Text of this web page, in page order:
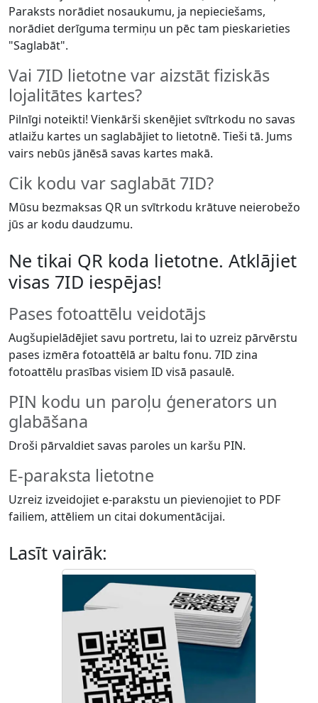
Paraksts norādiet nosaukumu, ja nepieciešams,
norādiet derīguma termiņu un pēc tam pieskarieties
"Saglabāt".
Vai 7ID lietotne var aizstāt fiziskās
lojalitātes kartes?
Pilnīgi noteikti! Vienkārši skenējiet svītrkodu no savas
atlaižu kartes un saglabājiet to lietotnē. Tieši tā. Jums
vairs nebūs jānēsā savas kartes makā.
Cik kodu var saglabāt 7ID?
Mūsu bezmaksas QR un svītrkodu krātuve neierobežo
jūs ar kodu daudzumu.
Ne tikai QR koda lietotne. Atklājiet
visas 7ID iespējas!
Pases fotoattēlu veidotājs
Augšupielādējiet savu portretu, lai to uzreiz pārvērstu
pases izmēra fotoattēlā ar baltu fonu. 7ID zina
fotoattēlu prasības visiem ID visā pasaulē.
PIN kodu un paroļu ģenerators un
glabāšana
Droši pārvaldiet savas paroles un karšu PIN.
E-paraksta lietotne
Uzreiz izveidojiet e-parakstu un pievienojiet to PDF
failiem, attēliem un citai dokumentācijai.
Lasīt vairāk: